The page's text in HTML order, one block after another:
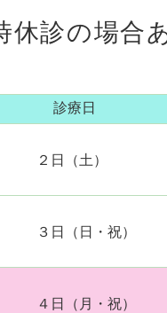
診の場合
診療日
２日（土）
（日・祝）
（月・祝）